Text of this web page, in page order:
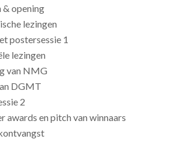
opening
lezingen
postersessie 1
lezingen
van NMG
DGMT
2
awards en pitch van winnaars